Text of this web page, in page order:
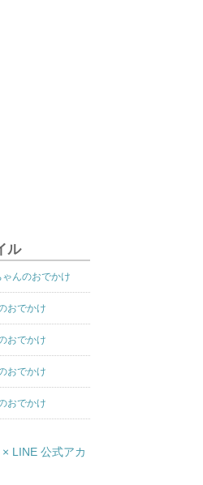
ル
んのおでかけ
おでかけ
おでかけ
おでかけ
おでかけ